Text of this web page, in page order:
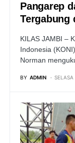
Pangarep
Tergabung
KILAS JAMBI –
Indonesia
Norman
BY ADMIN